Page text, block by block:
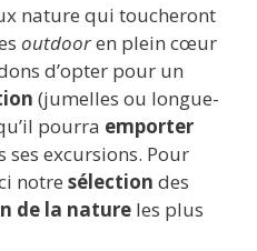
nature qui toucheront
outdooren plein cœur
d’opter pour un
(jumelles ou longue-
pourra emporter
excursions. Pour
notre sélection des
de la nature les plus